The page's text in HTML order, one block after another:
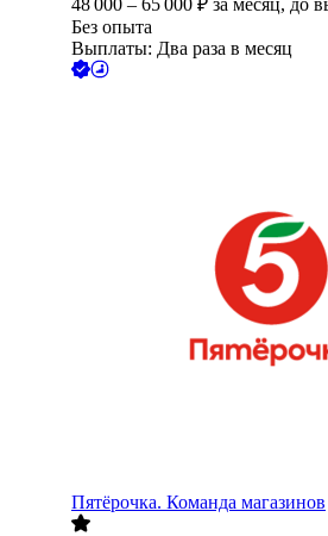
48 000 – 65 000 ₽ за месяц, до
Без опыта
Выплаты: Два раза в месяц
Пятёрочка. Команда магазинов